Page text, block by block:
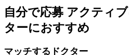
自分で応募 アクティ
ターにおすすめ
マッチするドクター